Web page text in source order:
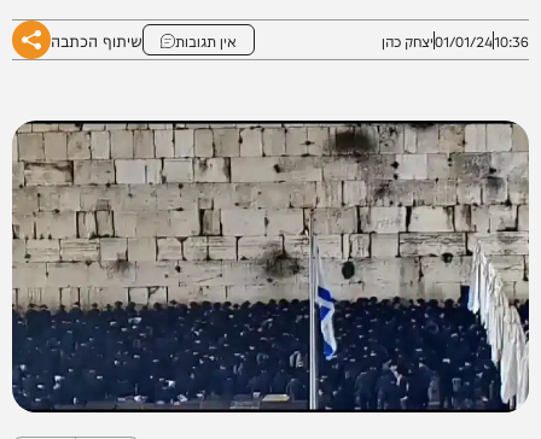
10:36
01/01/24יצחק כהן אין תגובות שיתוף הכתבה